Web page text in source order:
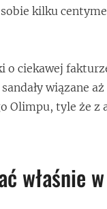
kilku
o ciekawej
wiązane
Olimpu, tyle że z
właśnie